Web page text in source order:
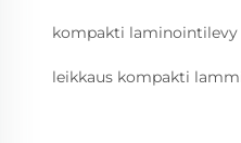
kompakti laminointilevy
leikkaus kompakti